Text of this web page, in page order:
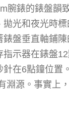
腕錶的錶盤韻
拋光和夜光時
錶盤垂直軸鋪
指示器在錶盤
針在6點鐘位置
淵源。事實上